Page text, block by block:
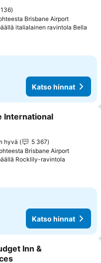
Brisbane Airport
italialainen ravintola Bella
Katso hinnat
suosikkeihin
International
hyvä
5 367
Brisbane Airport
Rocklily-ravintola
Katso hinnat
suosikkeihin
Inn &